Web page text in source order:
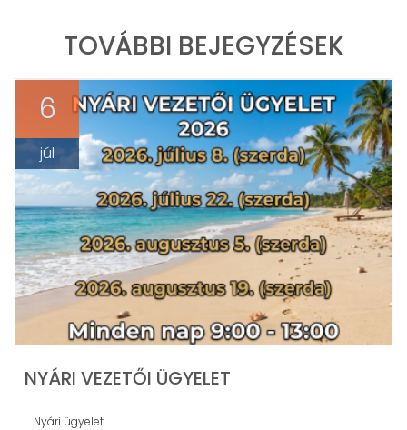
TOVÁBBI BEJEGYZÉSEK
6
júl
NYÁRI VEZETŐI ÜGYELET
Nyári ügyelet